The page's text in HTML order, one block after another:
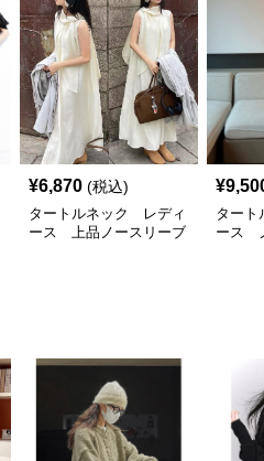
¥6,870 (税込)
タートルネック レディ
ース 上品ノースリーブ
¥
タート
ース